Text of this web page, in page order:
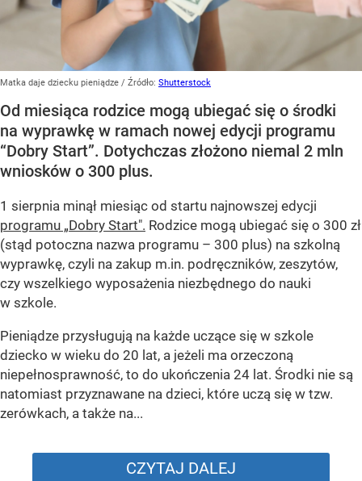
Matka daje dziecku pieniądze / Źródło: Shutterstock
Od miesiąca rodzice mogą ubiegać się o środki
na wyprawkę w ramach nowej edycji programu
“Dobry Start”. Dotychczas złożono niemal 2 mln
wniosków o 300 plus.
1 sierpnia minął miesiąc od startu najnowszej edycji
programu „Dobry Start". Rodzice mogą ubiegać się o 300 zł
(stąd potoczna nazwa programu – 300 plus) na szkolną
wyprawkę, czyli na zakup m.in. podręczników, zeszytów,
czy wszelkiego wyposażenia niezbędnego do nauki
w szkole.
Pieniądze przysługują na każde uczące się w szkole
dziecko w wieku do 20 lat, a jeżeli ma orzeczoną
niepełnosprawność, to do ukończenia 24 lat. Środki nie są
natomiast przyznawane na dzieci, które uczą się w tzw.
zerówkach, a także na...
CZYTAJ DALEJ